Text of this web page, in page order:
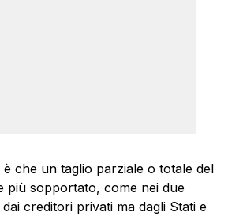
che un taglio parziale o totale del
più sopportato, come nei due
creditori privati ma dagli Stati e